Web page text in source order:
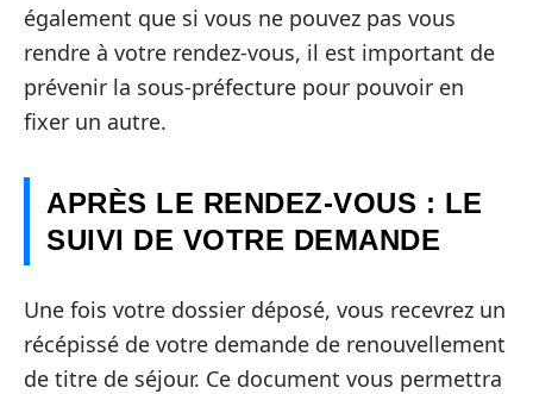
également que si vous ne pouvez pas vous
rendre à votre rendez-vous, il est important de
prévenir la sous-préfecture pour pouvoir en
fixer un autre.
APRÈS LE RENDEZ-VOUS : LE
SUIVI DE VOTRE DEMANDE
Une fois votre dossier déposé, vous recevrez un
récépissé de votre demande de renouvellement
de titre de séjour. Ce document vous permettra